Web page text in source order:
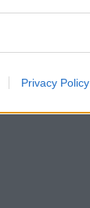
Privacy Policy